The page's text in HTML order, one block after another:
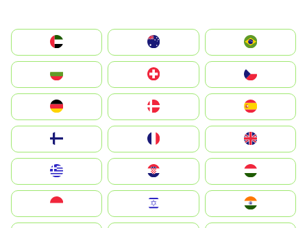
الإمارات العربية المتحدة
Switzerland
Deutschland
United Kingdom
Magyarország